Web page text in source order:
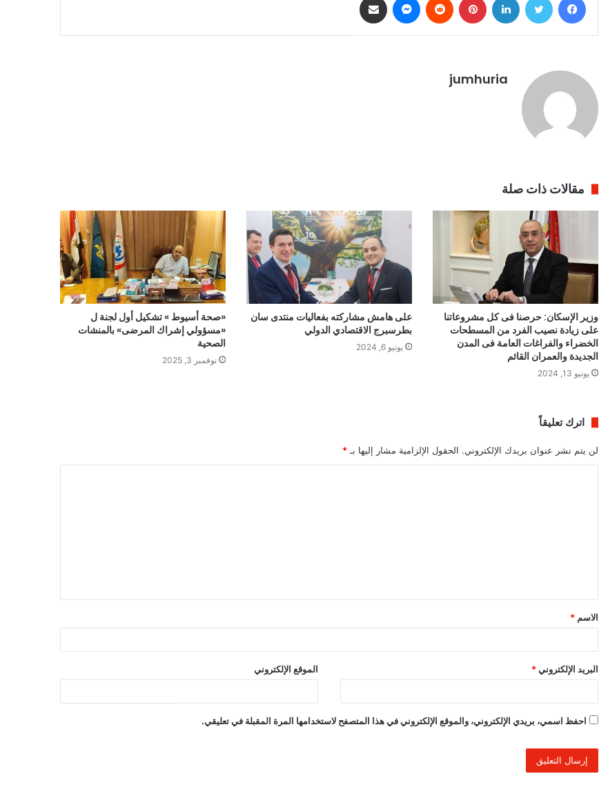
jumhuria
مقالات ذات صلة
وزير الإسكان: حرصنا فى كل مشروعاتنا
على زيادة نصيب الفرد من المسطحات
الخضراء والفراغات العامة فى المدن
الجديدة والعمران القائم
يونيو 13, 2024
على هامش مشاركته بفعاليات منتدى سان
بطرسبرج الاقتصادي الدولي
يونيو 6, 2024
«صحة أسيوط » تشكيل أول لجنة ل
«مسؤولي إشراك المرضى» بالمنشات
الصحية
نوفمبر 3, 2025
اترك تعليقاً
لن يتم نشر عنوان بريدك الإلكتروني. الحقول الإلزامية مشار إليها بـ *
ق
*
الاسم *
البريد الإلكتروني * الموقع الإلكتروني
احفظ اسمي، بريدي الإلكتروني، والموقع الإلكتروني في هذا المتصفح لاستخدامها المرة المقبلة في تعليقي.